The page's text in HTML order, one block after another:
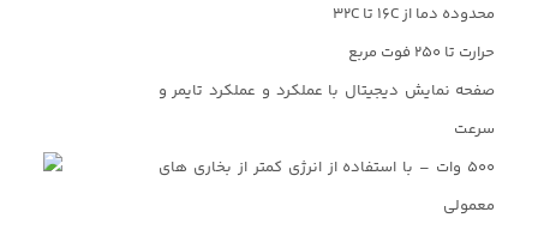
محدوده دما از ۱۶C تا ۳۲C
حرارت تا ۲۵۰ فوت مربع
صفحه نمایش دیجیتال با عملکرد و عملکرد تایمر و
سرعت
۵۰۰ وات – با استفاده از انرژی کمتر از بخاری های
معمولی